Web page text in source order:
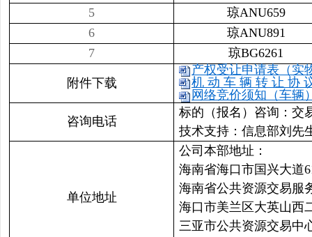
5
琼ANU659
6
琼ANU891
7
琼BG6261
附件下载
产权受让申请表（实
机 动 车 辆 转 让 协
网络竞价须知（车辆
咨询电话
标的（报名）咨询：交
技术支持：信息部刘先
单位地址
公司本部地址：
海南省海口市国兴大道
海南省公共资源交易服
海口市美兰区大英山西
三亚市公共资源交易中